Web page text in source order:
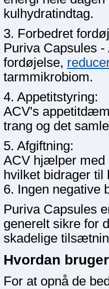
kulhydratindtag.
3. Forbedret
Puriva Capsules
fordøjelse,
tarmmikrobiom.
4. Appetitstyring:
ACV's
trang og det
5. Afgiftning:
ACV hjælper med
hvilket bidrager
6. Ingen negative
Puriva Capsules
generelt sikre for
skadelige
Hvordan
For at opnå de